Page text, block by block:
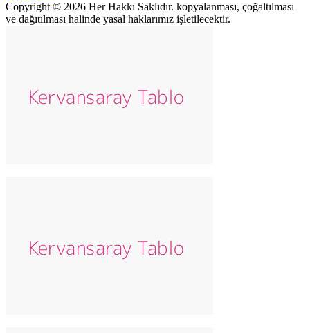
Copyright © 2026 Her Hakkı Saklıdır. kopyalanması, çoğaltılması
ve dağıtılması halinde yasal haklarımız işletilecektir.